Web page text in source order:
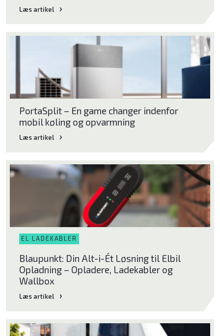
Læs artikel
PortaSplit – En game changer indenfor
mobil køling og opvarmning
Læs artikel
EL LADEKABLER
Blaupunkt: Din Alt-i-Ét Løsning til Elbil
Opladning – Opladere, Ladekabler og
Wallbox
Læs artikel